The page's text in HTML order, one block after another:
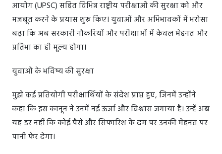
आयोग (UPSC) सहित विभिन्न राष्ट्रीय परीक्षाओं की सुरक्षा को और
मजबूत करने के प्रयास शुरू किए। युवाओं और अभिभावकों में भरोसा
बढ़ा कि अब सरकारी नौकरियों और परीक्षाओं में केवल मेहनत और
प्रतिभा का ही मूल्य होगा।
युवाओं के भविष्य की सुरक्षा
मुझे कई प्रतियोगी परीक्षार्थियों के संदेश प्राप्त हुए, जिनमें उन्होंने
कहा कि इस कानून ने उनमें नई ऊर्जा और विश्वास जगाया है। उन्हें अब
यह डर नहीं कि कोई पैसे और सिफारिश के दम पर उनकी मेहनत पर
पानी फेर देगा।